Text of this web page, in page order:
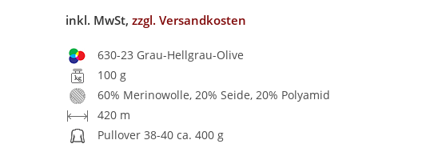
inkl. MwSt,zzgl. Versandkosten
630-23 Grau-Hellgrau-Olive
100 g
60% Merinowolle, 20% Seide, 20% Polyamid
420 m
Pullover 38-40 ca. 400 g